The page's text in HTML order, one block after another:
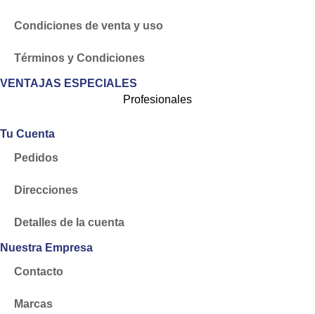
Condiciones de venta y uso
Términos y Condiciones
VENTAJAS ESPECIALES
Profesionales
Tu Cuenta
Pedidos
Direcciones
Detalles de la cuenta
Nuestra Empresa
Contacto
Marcas